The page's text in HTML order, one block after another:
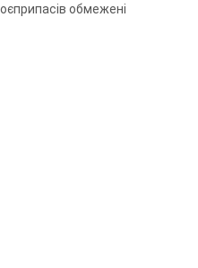
обмежені